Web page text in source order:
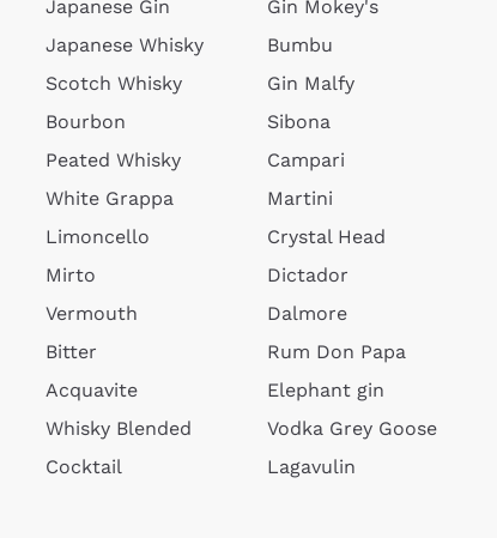
Japanese Gin
Japanese Whisky
Scotch Whisky
Bourbon
Peated Whisky
White Grappa
Limoncello
Mirto
Vermouth
Bitter
Acquavite
Whisky Blended
Cocktail
Gin Mokey's
Bumbu
Gin Malfy
Sibona
Campari
Martini
Crystal Head
Dictador
Dalmore
Rum Don Papa
Elephant gin
Vodka Grey Goose
Lagavulin